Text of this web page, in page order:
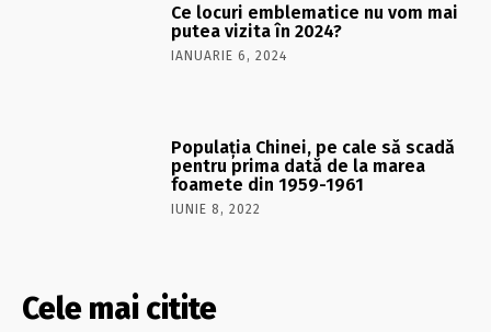
Ce locuri emblematice nu vom mai
putea vizita în 2024?
IANUARIE 6, 2024
Populația Chinei, pe cale să scadă
pentru prima dată de la marea
foamete din 1959-1961
IUNIE 8, 2022
Cele mai citite